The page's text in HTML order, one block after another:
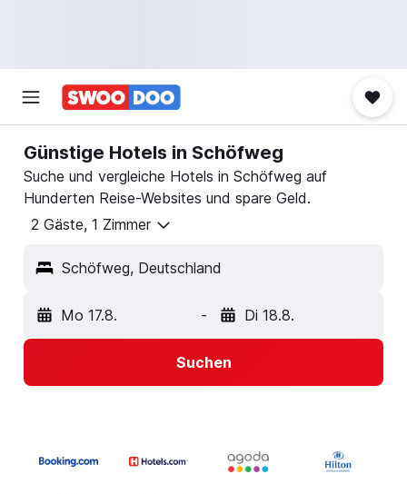
Günstige Hotels in Schöfweg
Suche und vergleiche Hotels in Schöfweg auf
Hunderten Reise-Websites und spare Geld.
2 Gäste, 1 Zimmer
Schöfweg, Deutschland
Mo 17.8. - Di 18.8.
Suchen